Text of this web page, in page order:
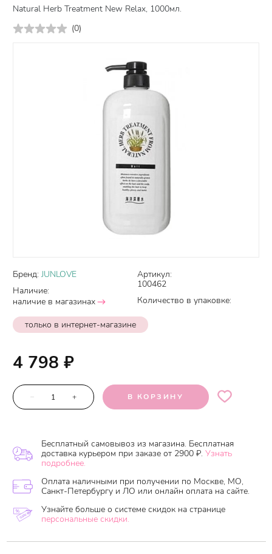
Natural Herb Treatment New Relax, 1000мл.
(0)
Бренд: JUNLOVE
Наличие:
наличие в магазинах
Артикул:
100462
Количество в упаковке:
только в интернет-магазине
4 798 ₽
– + В КОРЗИНУ
Бесплатный самовывоз из магазина. Бесплатная
доставка курьером при заказе от 2900 ₽. Узнать
подробнее.
Оплата наличными при получении по Москве, МО,
Санкт-Петербургу и ЛО или онлайн оплата на сайте.
Узнайте больше о системе скидок на странице
персональные скидки.